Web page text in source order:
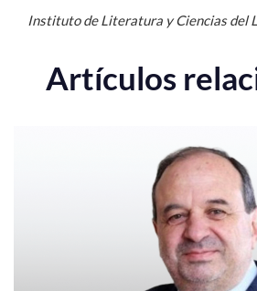
Instituto de Literatura y Ciencias del
Artículos